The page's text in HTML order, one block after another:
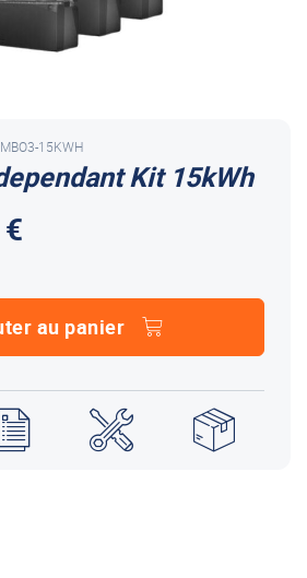
Kit 15kWh
15KWH
au panier